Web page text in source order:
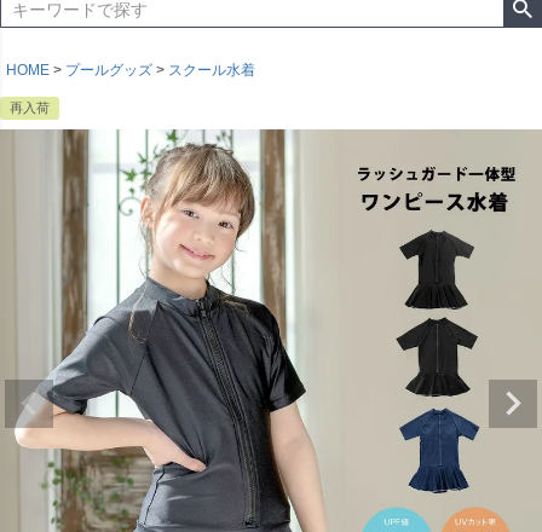
HOME プールグッズ スクール水着
再入荷